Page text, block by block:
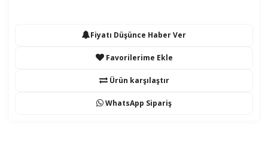
Fiyatı Düşünce Haber Ver
Favorilerime Ekle
Ürün karşılaştır
WhatsApp Sipariş